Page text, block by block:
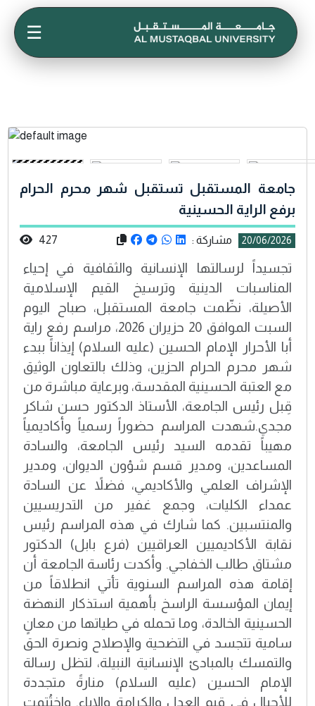
☰
جامعة المستقبل تستقبل شهر محرم الحرام
برفع الراية الحسينية
20/06/2026 مشاركة : 427
تجسيداً لرسالتها الإنسانية والثقافية في إحياء
المناسبات الدينية وترسيخ القيم الإسلامية
الأصيلة، نظّمت جامعة المستقبل، صباح اليوم
السبت الموافق 20 حزيران 2026، مراسم رفع راية
أبا الأحرار الإمام الحسين (عليه السلام) إيذاناً ببدء
شهر محرم الحرام الحزين، وذلك بالتعاون الوثيق
مع العتبة الحسينية المقدسة، وبرعاية مباشرة من
قِبل رئيس الجامعة، الأستاذ الدكتور حسن شاكر
مجدي.شهدت المراسم حضوراً رسمياً وأكاديمياً
مهيباً تقدمه السيد رئيس الجامعة، والسادة
المساعدين، ومدير قسم شؤون الديوان، ومدير
الإشراف العلمي والأكاديمي، فضلاً عن السادة
عمداء الكليات، وجمع غفير من التدريسيين
والمنتسبين. كما شارك في هذه المراسم رئيس
نقابة الأكاديميين العراقيين (فرع بابل) الدكتور
مشتاق طالب الخفاجي. وأكدت رئاسة الجامعة أن
إقامة هذه المراسم السنوية تأتي انطلاقاً من
إيمان المؤسسة الراسخ بأهمية استذكار النهضة
الحسينية الخالدة، وما تحمله في طياتها من معانٍ
سامية تتجسد في التضحية والإصلاح ونصرة الحق
والتمسك بالمبادئ الإنسانية النبيلة، لتظل رسالة
الإمام الحسين (عليه السلام) منارةً متجددة
للأجيال في قيم العدل والكرامة والإباء. واختُتمت